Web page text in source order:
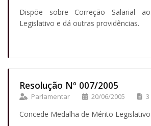
Dispõe sobre Correção Salarial
Legislativo e dá outras providências.
Resolução Nº 007/2005
Parlamentar 20/06/2005 3
Concede Medalha de Mérito Legislativo.